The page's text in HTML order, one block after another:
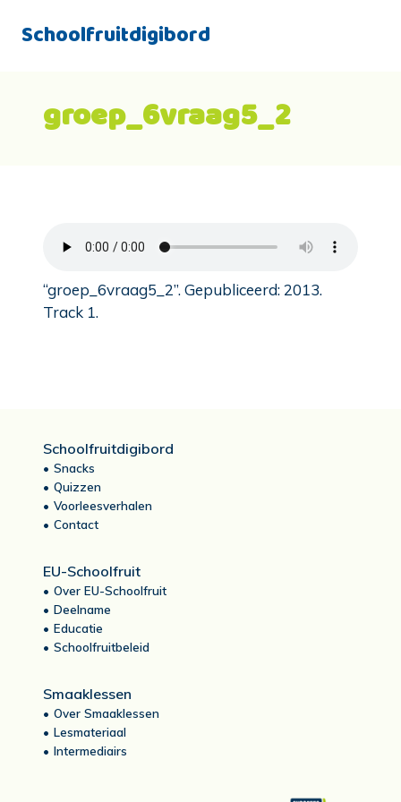
Schoolfruitdigibord
groep_6vraag5_2
“groep_6vraag5_2”. Gepubliceerd: 2013.
Track 1.
Schoolfruitdigibord
Snacks
Quizzen
Voorleesverhalen
Contact
EU-Schoolfruit
Over EU-Schoolfruit
Deelname
Educatie
Schoolfruitbeleid
Smaaklessen
Over Smaaklessen
Lesmateriaal
Intermediairs